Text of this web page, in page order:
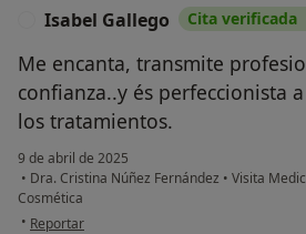
Isabel Gallego Cita verificada
Me encanta, transmite
confianza..y és perfeccionista
los tratamientos.
9 de abril de 2025
• Dra. Cristina Núñez Fernández • Visita
Cosmética
• en opinión del usuario Isabel Gallego
Reportar